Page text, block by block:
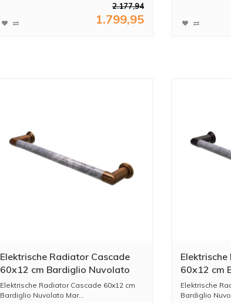
2.177,94
1.799,95
Elektrische Radiator Cascade
60x12 cm Bardiglio Nuvolato
Marble / Light Bronze
Elektrische Radiator Cascade 60x12 cm
Bardiglio Nuvolato Mar...
60x12 cm
Marble /
Elektrische
Bardiglio